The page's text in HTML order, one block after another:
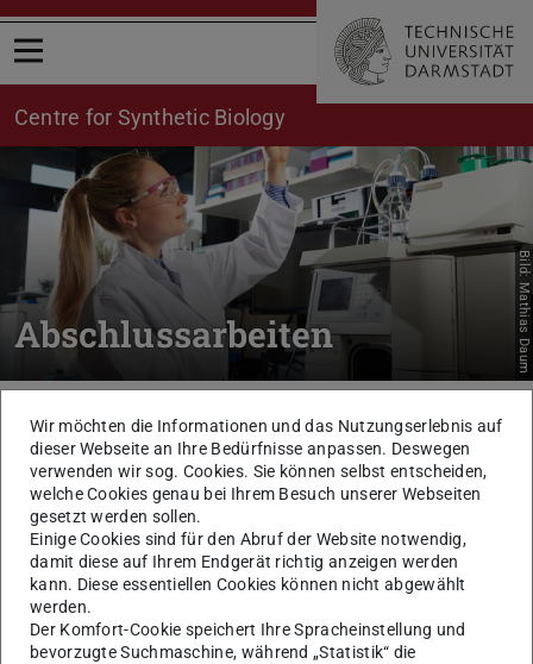
Menü öffnen
Centre for Synthetic Biology
Abschlussarbeiten Bild: Mathias Daum
Aktuelle Ausschreibungen
Hier findest Du eine Übersicht über aktuelle
Angebote für Bachelor- und Masterarbeiten im
interdisziplinären Themenfeld der Synthetischen
Biologie.
Wir möchten die Informationen und das Nutzungserlebnis auf
dieser Webseite an Ihre Bedürfnisse anpassen. Deswegen
verwenden wir sog. Cookies. Sie können selbst entscheiden,
welche Cookies genau bei Ihrem Besuch unserer Webseiten
gesetzt werden sollen.
Einige Cookies sind für den Abruf der Website notwendig,
damit diese auf Ihrem Endgerät richtig anzeigen werden
kann. Diese essentiellen Cookies können nicht abgewählt
werden.
Der Komfort-Cookie speichert Ihre Spracheinstellung und
bevorzugte Suchmaschine, während „Statistik“ die